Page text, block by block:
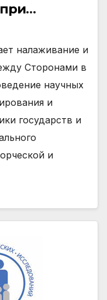
налаживание и
Сторонами в
научных
и
государств и
и